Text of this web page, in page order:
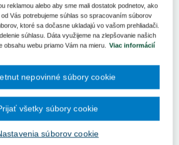
informácií si v rámci svojej
uvedomuje svoju funkciu dôveryhodného
a včasných údajov, na základe
strategické rozhodnutia v rámci výkonu
prináša aj prierezový pohľad na rezort
stav obyvateľstva na Slovensku a to v
roku ide v poradí už o jej30. vydanie
rozdelená do piatich samostatných kapitol,
reklamou alebo aby sme mali dostatok podnetov, ako
Vás potrebujeme súhlas so spracovaním súborov
ktoré sa dočasne ukladajú vo vašom prehliadači.
súhlasu. Dáta využijeme na zlepšovanie našich
obsahu webu priamo Vám na mieru.
Viac informácií
súborov cookie
nepovinné súbory cookie
všetky súbory cookie